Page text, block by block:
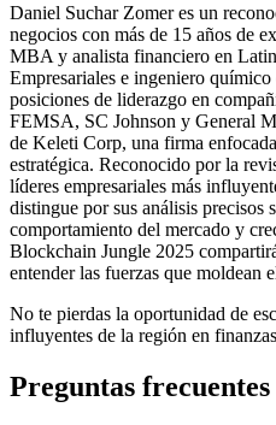
Daniel Suchar Zomer es un
negocios con más de 15 años de
MBA y analista financiero en
Empresariales e ingeniero
posiciones de liderazgo en
FEMSA, SC Johnson y General
de Keleti Corp, una firma
estratégica. Reconocido por la
líderes empresariales más
distingue por sus análisis precisos
comportamiento del mercado y
Blockchain Jungle 2025
entender las fuerzas que moldean
No te pierdas la oportunidad de
influyentes de la región en
Preguntas frecuentes